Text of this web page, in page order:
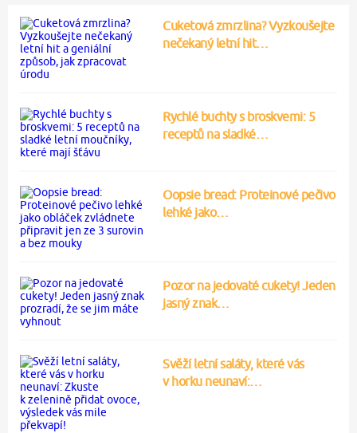
Cuketová zmrzlina? Vyzkoušejte
nečekaný letní hit…
Rychlé buchty s broskvemi: 5
receptů na sladké…
Oopsie bread: Proteinové pečivo
lehké jako…
Pozor na jedovaté cukety! Jeden
jasný znak…
Svěží letní saláty, které vás
v horku neunaví:…